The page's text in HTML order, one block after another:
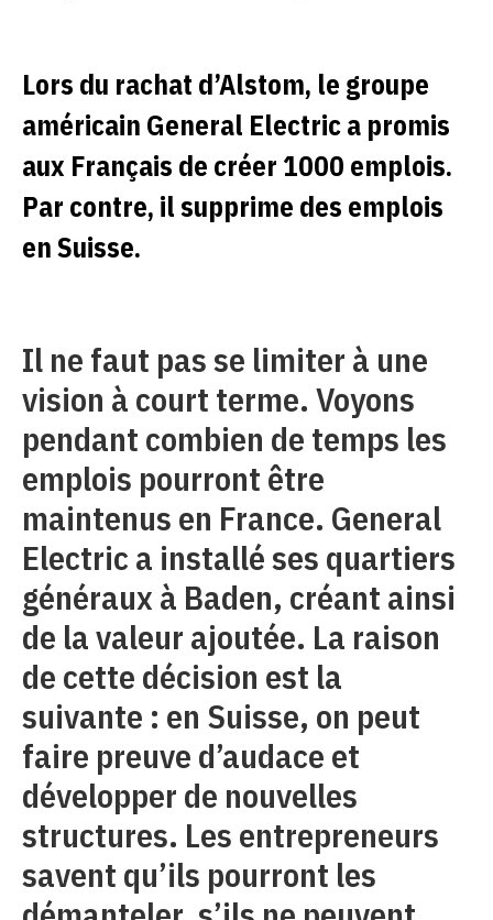
Lors du rachat d’Alstom, le groupe
américain General Electric a promis
aux Français de créer 1000 emplois.
Par contre, il supprime des emplois
en Suisse.
Il ne faut pas se limiter à une
vision à court terme. Voyons
pendant combien de temps les
emplois pourront être
maintenus en France. General
Electric a installé ses quartiers
généraux à Baden, créant ainsi
de la valeur ajoutée. La raison
de cette décision est la
suivante : en Suisse, on peut
faire preuve d’audace et
développer de nouvelles
structures. Les entrepreneurs
savent qu’ils pourront les